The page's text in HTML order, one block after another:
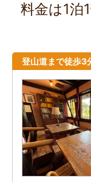
料金は1泊
登山道まで徒歩3